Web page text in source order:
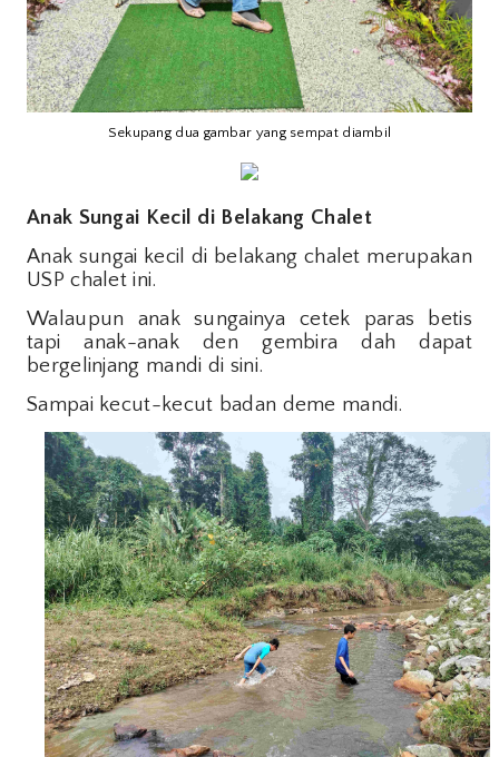
Sekupang dua gambar yang sempat diambil
Anak Sungai Kecil di Belakang Chalet
Anak sungai kecil di belakang chalet merupakan
USP chalet ini.
Walaupun anak sungainya cetek paras betis
tapi anak-anak den gembira dah dapat
bergelinjang mandi di sini.
Sampai kecut-kecut badan deme mandi.